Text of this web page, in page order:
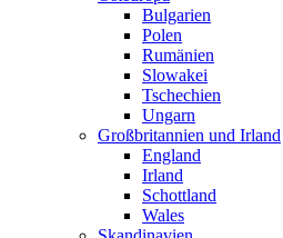
Bulgarien
Polen
Rumänien
Slowakei
Tschechien
Ungarn
Großbritannien und Irland
England
Irland
Schottland
Wales